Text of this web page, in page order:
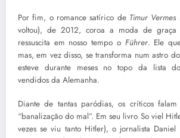
Por fim, o romance satírico de Timur
voltou), de 2012, coroa a moda de
ressuscita em nosso tempo o Führer. Ele
mas, em vez disso, se transforma num astro
esteve durante meses no topo da lista
vendidos da Alemanha.
Diante de tantas paródias, os críticos
“banalização do mal”. Em seu livro So viel
vezes se viu tanto Hitler), o jornalista